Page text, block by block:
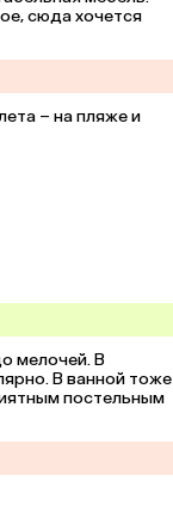
сюда хочется
– на пляже и
мелочей. В
В ванной тоже
постельным